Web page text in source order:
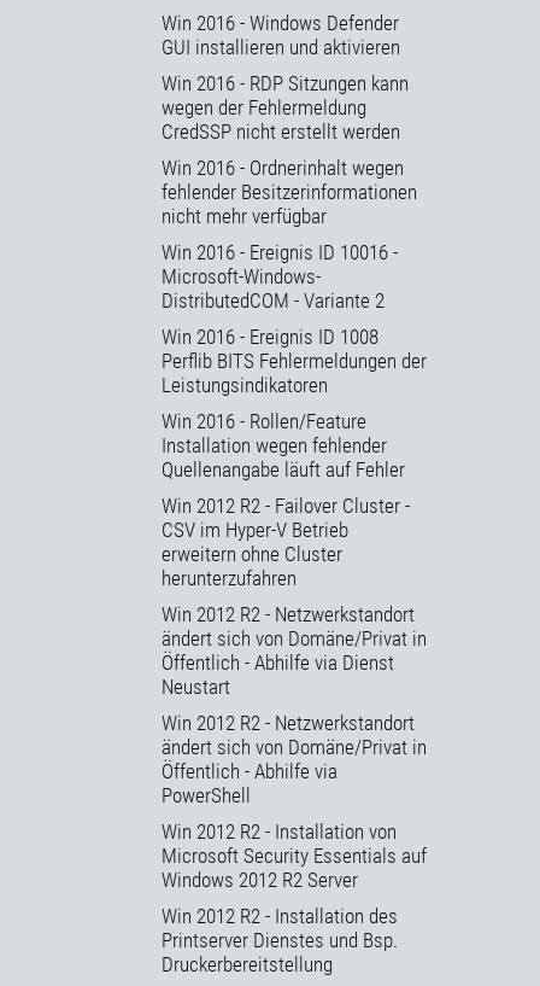
Win 2016 - Windows Defender
GUI installieren und aktivieren
Win 2016 - RDP Sitzungen kann
wegen der Fehlermeldung
CredSSP nicht erstellt werden
Win 2016 - Ordnerinhalt wegen
fehlender Besitzerinformationen
nicht mehr verfügbar
Win 2016 - Ereignis ID 10016 -
Microsoft-Windows-
DistributedCOM - Variante 2
Win 2016 - Ereignis ID 1008
Perflib BITS Fehlermeldungen der
Leistungsindikatoren
Win 2016 - Rollen/Feature
Installation wegen fehlender
Quellenangabe läuft auf Fehler
Win 2012 R2 - Failover Cluster -
CSV im Hyper-V Betrieb
erweitern ohne Cluster
herunterzufahren
Win 2012 R2 - Netzwerkstandort
ändert sich von Domäne/Privat in
Öffentlich - Abhilfe via Dienst
Neustart
Win 2012 R2 - Netzwerkstandort
ändert sich von Domäne/Privat in
Öffentlich - Abhilfe via
PowerShell
Win 2012 R2 - Installation von
Microsoft Security Essentials auf
Windows 2012 R2 Server
Win 2012 R2 - Installation des
Printserver Dienstes und Bsp.
Druckerbereitstellung